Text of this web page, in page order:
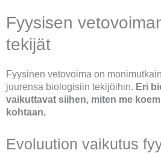
Fyysisen
tekijät
Fyysinen vetovoima on
juurensa biologisiin tekijöihin. Eri
vaikuttavat siihen, miten me
kohtaan.
Evoluution vaikutus